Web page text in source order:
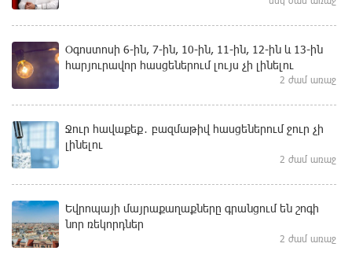
Օգոստոսի 6-ին, 7-ին, 10-ին, 11-ին, 12-ին և 13-ին
հարյուրավոր հասցեներում լույս չի լինելու
2 ժամ առաջ
Ջուր հավաքեք․ բազմաթիվ հասցեներում ջուր չի
լինելու
2 ժամ առաջ
Եվրոպայի մայրաքաղաքները գրանցում են շոգի
նոր ռեկորդներ
2 ժամ առաջ